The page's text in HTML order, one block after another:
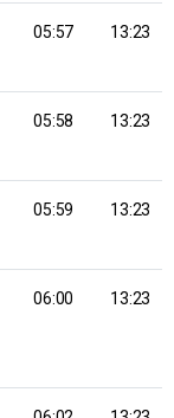
05:57 13:23
05:58 13:23
05:59 13:23
06:00 13:23